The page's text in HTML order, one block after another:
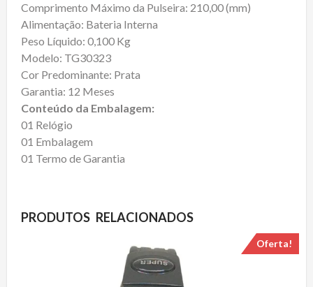
Comprimento Máximo da Pulseira: 210,00 (mm)
Alimentação: Bateria Interna
Peso Líquido: 0,100 Kg
Modelo: TG30323
Cor Predominante: Prata
Garantia: 12 Meses
Conteúdo da Embalagem:
01 Relógio
01 Embalagem
01 Termo de Garantia
PRODUTOS RELACIONADOS
Oferta!